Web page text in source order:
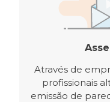
Através de
profissionais
emissão de